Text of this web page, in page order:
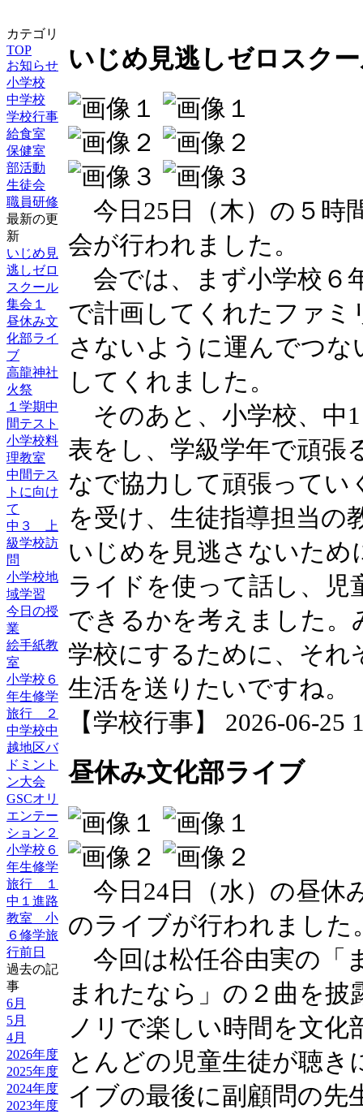
カテゴリ
TOP
お知らせ
小学校
中学校
学校行事
給食室
保健室
部活動
生徒会
職員研修
最新の更
新
いじめ見
逃しゼロ
スクール
集会１
昼休み文
化部ライ
ブ
高龍神社
火祭
１学期中
間テスト
小学校料
理教室
中間テス
トに向け
て
中３ 上
級学校訪
問
小学校地
域学習
今日の授
業
絵手紙教
室
小学校６
年生修学
旅行 ２
中学校中
越地区バ
ドミント
ン大会
GSCオリ
エンテー
ション２
小学校６
年生修学
旅行 １
中１進路
教室 小
６修学旅
行前日
過去の記
事
6月
5月
4月
2026年度
2025年度
2024年度
2023年度
いじめ見逃しゼロスク
今日25日（木）の５時
会が行われました。
会では、まず小学校６
で計画してくれたファ
さないように運んでつ
してくれました。
そのあと、小学校、中
表をし、学級学年で頑張
なで協力して頑張って
を受け、生徒指導担当の
いじめを見逃さないた
ライドを使って話し、児
できるかを考えました
学校にするために、それ
生活を送りたいですね。
【学校行事】 2026-06-25
昼休み文化部ライブ
今日24日（水）の昼休
のライブが行われました
今回は松任谷由実の「
まれたなら」の２曲を
ノリで楽しい時間を文
とんどの児童生徒が聴
イブの最後に副顧問の先